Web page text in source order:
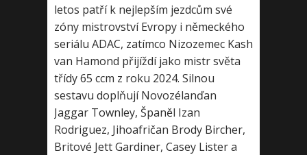
letos patří k nejlepším jezdcům své
zóny mistrovství Evropy i německého
seriálu ADAC, zatímco Nizozemec Kash
van Hamond přijíždí jako mistr světa
třídy 65 ccm z roku 2024. Silnou
sestavu doplňují Novozélanďan
Jaggar Townley, Španěl Izan
Rodriguez, Jihoafričan Brody Bircher,
Britové Jett Gardiner, Casey Lister a